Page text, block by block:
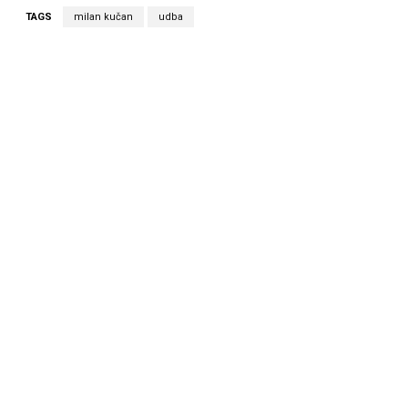
TAGS milan kučan udba